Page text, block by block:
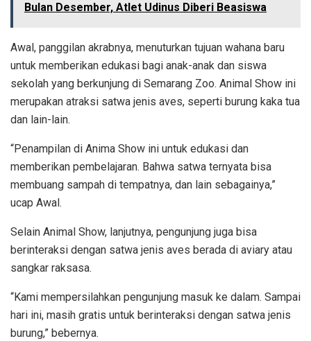
Bulan Desember, Atlet Udinus Diberi Beasiswa
Awal, panggilan akrabnya, menuturkan tujuan wahana baru
untuk memberikan edukasi bagi anak-anak dan siswa
sekolah yang berkunjung di Semarang Zoo. Animal Show ini
merupakan atraksi satwa jenis aves, seperti burung kaka tua
dan lain-lain.
“Penampilan di Anima Show ini untuk edukasi dan
memberikan pembelajaran. Bahwa satwa ternyata bisa
membuang sampah di tempatnya, dan lain sebagainya,”
ucap Awal.
Selain Animal Show, lanjutnya, pengunjung juga bisa
berinteraksi dengan satwa jenis aves berada di aviary atau
sangkar raksasa.
“Kami mempersilahkan pengunjung masuk ke dalam. Sampai
hari ini, masih gratis untuk berinteraksi dengan satwa jenis
burung,” bebernya.